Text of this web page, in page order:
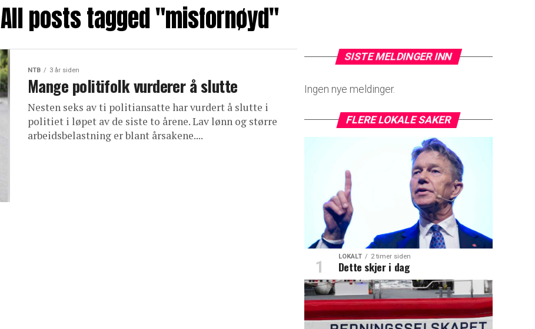
All posts tagged "misfornøyd"
NTB 3 år siden
Mange politifolk vurderer å slutte
Nesten seks av ti politiansatte har vurdert å slutte i
politiet i løpet av de siste to årene. Lav lønn og større
arbeidsbelastning er blant årsakene....
SISTE MELDINGER INN
Ingen nye meldinger.
FLERE LOKALE SAKER
LOKALT 2 timer siden
Dette skjer i dag